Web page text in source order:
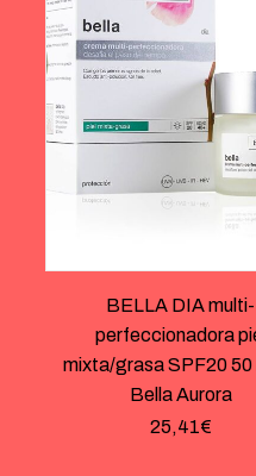
BELLA DIA multi-
perfeccionadora
mixta/grasa SPF20 50
Bella Aurora
25,41€